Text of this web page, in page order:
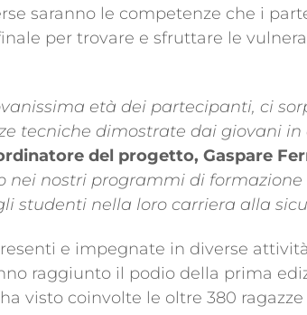
saranno le competenze che i
per trovare e sfruttare le
età dei partecipanti, ci
tecniche dimostrate dai giovani in
del progetto, Gaspare
nei nostri programmi di
studenti nella loro carriera alla
e impegnate in diverse
raggiunto il podio della prima
visto coinvolte le oltre 380